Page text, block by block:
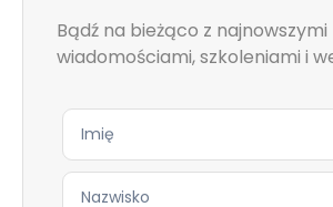
Bądź na bieżąco z najnowszymi
wiadomościami, szkoleniami i